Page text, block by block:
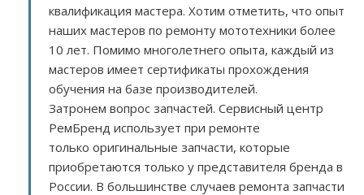
квалификация мастера. Хотим отметить, что опыт
наших мастеров по ремонту мототехники более
10 лет. Помимо многолетнего опыта, каждый из
мастеров имеет сертификаты прохождения
обучения на базе производителей.
Затронем вопрос запчастей. Сервисный центр
РемБренд использует при ремонте
только оригинальные запчасти, которые
приобретаются только у представителя бренда в
России. В большинстве случаев ремонта запчасти